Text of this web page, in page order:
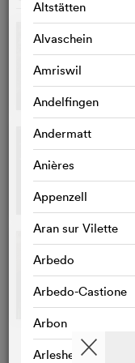
Altstätten
Alvaschein
Amriswil
Andelfingen
Andermatt
Anières
Appenzell
Aran sur Vilette
Arbedo
Arbedo-Castione
Arbon
Arlesheim